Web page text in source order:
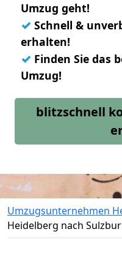
Umzug geht!
✓ Schnell &
erhalten!
✓ Finden Sie das
Umzug!
blitzschnell
Umzugsunternehmen
Heidelberg nach